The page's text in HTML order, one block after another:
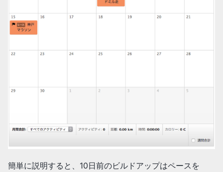
簡単に説明すると、10日前のビルドアップはペースを